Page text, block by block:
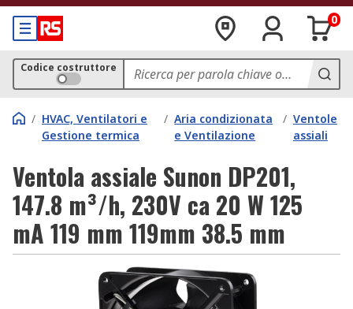
0
Codice costruttore
/ HVAC, Ventilatori e
Gestione termica
/ Aria condizionata
e Ventilazione
/ Ventole
assiali
Ventola assiale Sunon DP201,
147.8 m³/h, 230V ca 20 W 125
mA 119 mm 119mm 38.5 mm